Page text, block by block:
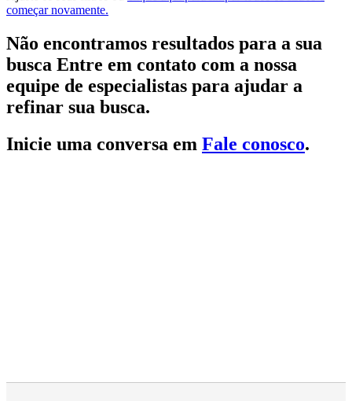
começar novamente.
Não encontramos resultados para a sua
busca Entre em contato com a nossa
equipe de especialistas para ajudar a
refinar sua busca.
Inicie uma conversa em Fale conosco.